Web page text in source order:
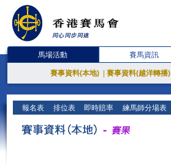
馬場活動 賽馬資訊
賽事資料(本地) 賽事資料(越洋轉播)
報名表 排位表 即時賠率 練馬師分場表